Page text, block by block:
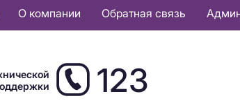
О компании Обратная связь
123